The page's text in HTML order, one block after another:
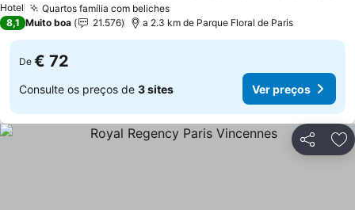
Hotel Quartos família com beliches
8,1 Muito boa 21.576 a 2.3 km de Parque Floral de Paris
De € 72
Consulte os preços de 3 sites Ver preços
Partilhar